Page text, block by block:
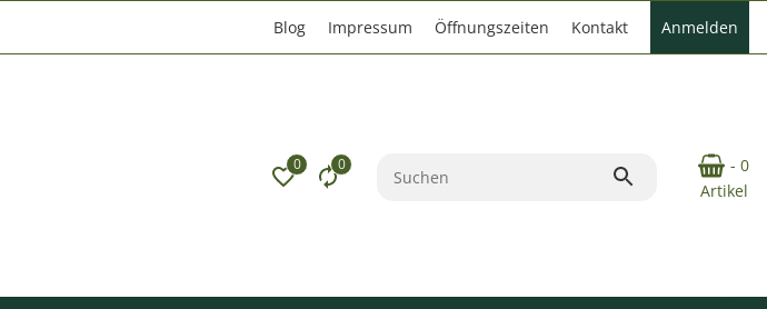
Blog Impressum Öffnungszeiten Kontakt Anmelden
0 0
- 0
Artikel